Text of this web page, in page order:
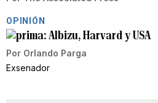
OPINIÓN
Albizu, Harvard y USA
Por Orlando Parga
Exsenador